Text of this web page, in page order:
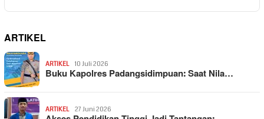
ARTIKEL
ARTIKEL 10 Juli 2026
Buku Kapolres Padangsidimpuan: Saat Nila…
ARTIKEL 27 Juni 2026